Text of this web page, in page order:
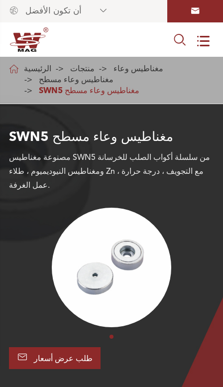
  
 
 الرئيسية منتجات
مغناطيس وعاء
مغناطيس وعاء مسطح
SWN5 مغناطيس وعاء مسطح
SWN5 مغناطيس وعاء مسطح
مصنوعة مغناطيس SWN5 من سلسلة أكواب الصلب للخرسانة
ومغناطيس النيوديميوم ، طلاء Zn ، مع التجويف ، درجة حرارة
عمل الغرفة.
 طلب عرض أسعار